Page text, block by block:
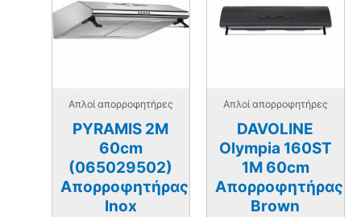
Απλοί απορροφητήρες
PYRAMIS 2Μ
60cm
(065029502)
Απορροφητήρας
Inox
Απλοί απορροφητήρες
DAVOLINE
Olympia 160ST
1M 60cm
Απορροφητήρας
Brown